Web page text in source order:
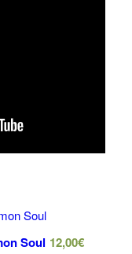
Soul 12,00€